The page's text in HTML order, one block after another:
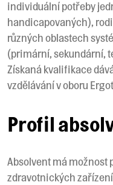
individuální potřeby
handicapovaných),
různých oblastech
(primární, sekundární,
Získaná kvalifikace
vzdělávání v oboru
Profil
Absolvent má možnost
zdravotnických